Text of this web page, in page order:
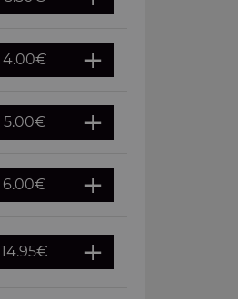
4.00€
5.00€
6.00€
14.95€